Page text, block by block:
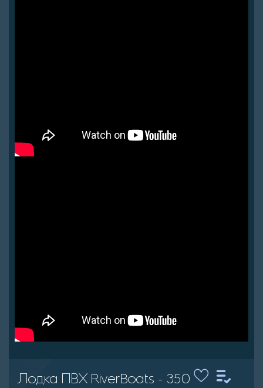
Лодка ПВХ RiverBoats - 350